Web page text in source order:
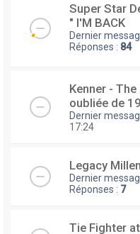
Super Star
" I'M BACK
Dernier
Réponses : 84
Kenner -
oubliée de
Dernier
17:24
Legacy
Dernier
Réponses : 7
Tie Fighter